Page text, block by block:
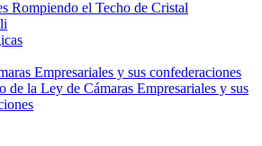
Rompiendo el Techo de Cristal
Empresariales y sus confederaciones
de la Ley de Cámaras Empresariales y sus